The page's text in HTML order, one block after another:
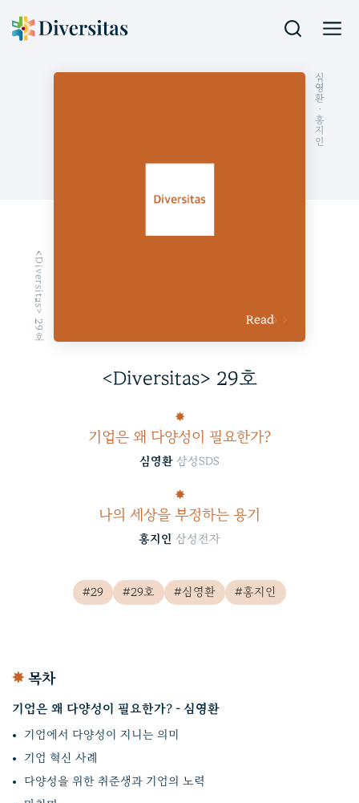
<Diversitas> 29호 Read
심영환
· 홍지인
<Diversitas> 29호
✸
기업은 왜 다양성이 필요한가?
심영환 삼성SDS
✸
나의 세상을 부정하는 용기
홍지인 삼성전자
#29 #29호 #심영환 #홍지인
✸ 목차
기업은 왜 다양성이 필요한가? - 심영환
기업에서 다양성이 지니는 의미
기업 혁신 사례
다양성을 위한 취준생과 기업의 노력